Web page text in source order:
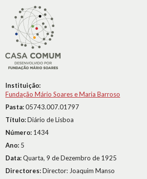
Instituição:
Fundação Mário Soares e Maria Barroso
Pasta:05743.007.01797
Título:Diário de Lisboa
Número: 1434
Ano: 5
Data:Quarta, 9 de Dezembro de 1925
Directores:Director: Joaquim Manso